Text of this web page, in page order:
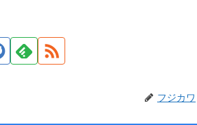
フジカワ